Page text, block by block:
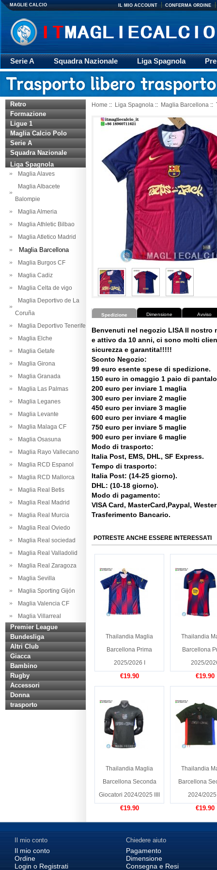
MAGLIE CALCIO IL MIO ACCOUNT CONFERMA ORDINE
Serie A Squadra Nazionale Liga Spagnola
Giacca
Rugby trasporto Retro
Retro
Formazione
Ligue 1
Maglia Calcio Polo
Serie A
Squadra Nazionale
Liga Spagnola
Maglia Alaves
Maglia Albacete
Balompie
Maglia Almeria
Maglia Athletic Bilbao
Maglia Atletico Madrid
Maglia Barcellona
Maglia Burgos CF
Maglia Cadiz
Maglia Celta de vigo
Maglia Deportivo de La
Coruña
Maglia Deportivo Tenerife
Maglia Elche
Maglia Getafe
Maglia Girona
Maglia Granada
Maglia Las Palmas
Maglia Leganes
Maglia Levante
Maglia Malaga CF
Maglia Osasuna
Maglia Rayo Vallecano
Maglia RCD Espanol
Maglia RCD Mallorca
Maglia Real Betis
Maglia Real Madrid
Maglia Real Murcia
Maglia Real Oviedo
Maglia Real sociedad
Maglia Real Valladolid
Maglia Real Zaragoza
Maglia Sevilla
Maglia Sporting Gijón
Maglia Valencia CF
Maglia Villarreal
Premier League
Bundesliga
Altri Club
Giacca
Bambino
Rugby
Accessori
Donna
trasporto
Home :: Liga Spagnola :: Maglia Barcellona ::
Spedizione Dimensione Avviso
Benvenuti nel negozio LISA Il nostro
e attivo da 10 anni, ci sono molti
sicurezza e garantita!!!!!
Sconto Negozio:
99 euro esente spese di spedizione.
150 euro in omaggio 1 paio di
200 euro per inviare 1 maglia
300 euro per inviare 2 maglie
450 euro per inviare 3 maglie
600 euro per inviare 4 maglie
750 euro per inviare 5 maglie
900 euro per inviare 6 maglie
Modo di trasporto:
Italia Post, EMS, DHL, SF Express.
Tempo di trasporto:
Italia Post: (14-25 giorno).
DHL: (10-18 giorno).
Modo di pagamento:
VISA Card, MasterCard,Paypal,
Trasferimento Bancario.
POTRESTE ANCHE ESSERE INTERESSATI
Thailandia Maglia
Barcellona Prima
2025/2026 I
€19.90
Thailandia
Barcellona
2025/
€19.90
Thailandia Maglia
Barcellona Seconda
Giocatori 2024/2025 IIII
€19.90
Thailandia
Barcellona
2024/2025
€19.90
Il mio conto
Il mio conto
Ordine
Login o Registrati
Chiedere aiuto
Pagamento
Dimensione
Consegna e Resi